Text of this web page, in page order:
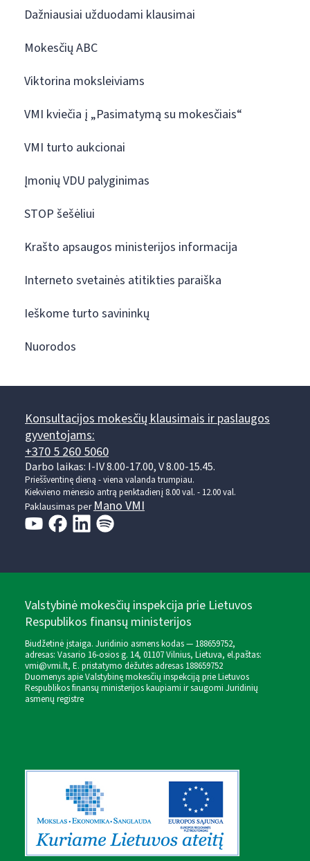
Dažniausiai užduodami klausimai
Mokesčių ABC
Viktorina moksleiviams
VMI kviečia į „Pasimatymą su mokesčiais“
VMI turto aukcionai
Įmonių VDU palyginimas
STOP šešėliui
Krašto apsaugos ministerijos informacija
Interneto svetainės atitikties paraiška
Ieškome turto savininkų
Nuorodos
Konsultacijos mokesčių klausimais ir paslaugos
gyventojams:
+370 5 260 5060
Darbo laikas: I-IV 8.00-17.00, V 8.00-15.45.
Prieššventinę dieną - viena valanda trumpiau.
Kiekvieno mėnesio antrą penktadienį 8.00 val. - 12.00 val.
Paklausimas perMano VMI
Valstybinė mokesčių inspekcija prie Lietuvos
Respublikos finansų ministerijos
Biudžetinė įstaiga. Juridinio asmens kodas — 188659752,
adresas: Vasario 16-osios g. 14, 01107 Vilnius, Lietuva, el.paštas:
vmi@vmi.lt, E. pristatymo dėžutės adresas 188659752
Duomenys apie Valstybinę mokesčių inspekciją prie Lietuvos
Respublikos finansų ministerijos kaupiami ir saugomi Juridinių
asmenų registre